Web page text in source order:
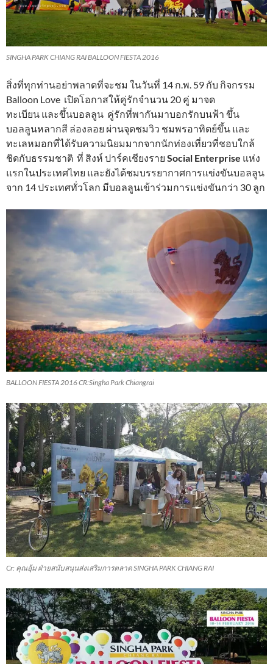
SINGHA PARK CHIANG RAI BALLOON FIESTA 2016
สิ่งที่ทุกท่านอย่าพลาดที่จะชม ในวันที่ 14 ก.พ. 59 กับ กิจกรรม
Balloon Love เปิดโอกาสให้คู่รักจำนวน 20 คู่ มาจด
ทะเบียน และขึ้นบอลลูน คู่รักที่พากันมาบอกรักบนฟ้า ขึ้น
บอลลูนหลากสี ล่องลอย ผ่านจุดชมวิว ชมพรอาทิตย์ขึ้น และ
ทะเลหมอกที่ได้รับความนิยมมากจากนักท่องเที่ยวที่ชอบใกล้
ชิดกับธรรมชาติ ที่ สิงห์ ปาร์คเชียงราย Social Enterprise แห่ง
แรกในประเทศไทย และยังได้ชมบรรยากาศการแข่งขันบอลลูน
จาก 14 ประเทศทั่วโลก มีบอลลูนเข้าร่วมการแข่งขันกว่า 30 ลูก
BALLOON FIESTA 2016 CR:Singha Park Chiangrai
Cr: คุณอุ้ม ฝ่ายสนับสนุนส่งเสริมการตลาด SINGHA PARK CHIANG RAI